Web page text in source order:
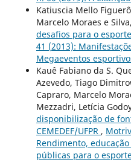
Katiuscia Mello
Marcelo Moraes e Silva,
desafios para o
41 (2013):
Megaeventos
Kauê Fabiano da S.
Azevedo, Tiago
Capraro, Marcelo
Mezzadri, Letícia
disponibilização de
CEMEDEF/UFPR ,
Rendimento,
públicas para o